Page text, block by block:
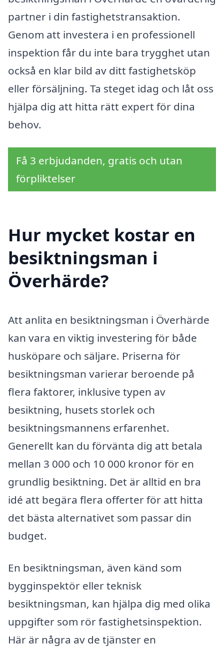
partner i din fastighetstransaktion.
Genom att investera i en professionell
inspektion får du inte bara trygghet utan
också en klar bild av ditt fastighetsköp
eller försäljning. Ta steget idag och låt oss
hjälpa dig att hitta rätt expert för dina
behov.
Få 3 erbjudanden, gratis och utan
förpliktelser
Hur mycket kostar en
besiktningsman i
Överhärde?
Att anlita en besiktningsman i Överhärde
kan vara en viktig investering för både
husköpare och säljare. Priserna för
besiktningsman varierar beroende på
flera faktorer, inklusive typen av
besiktning, husets storlek och
besiktningsmannens erfarenhet.
Generellt kan du förvänta dig att betala
mellan 3 000 och 10 000 kronor för en
grundlig besiktning. Det är alltid en bra
idé att begära flera offerter för att hitta
det bästa alternativet som passar din
budget.
En besiktningsman, även känd som
bygginspektör eller teknisk
besiktningsman, kan hjälpa dig med olika
uppgifter som rör fastighetsinspektion.
Här är några av de tjänster en